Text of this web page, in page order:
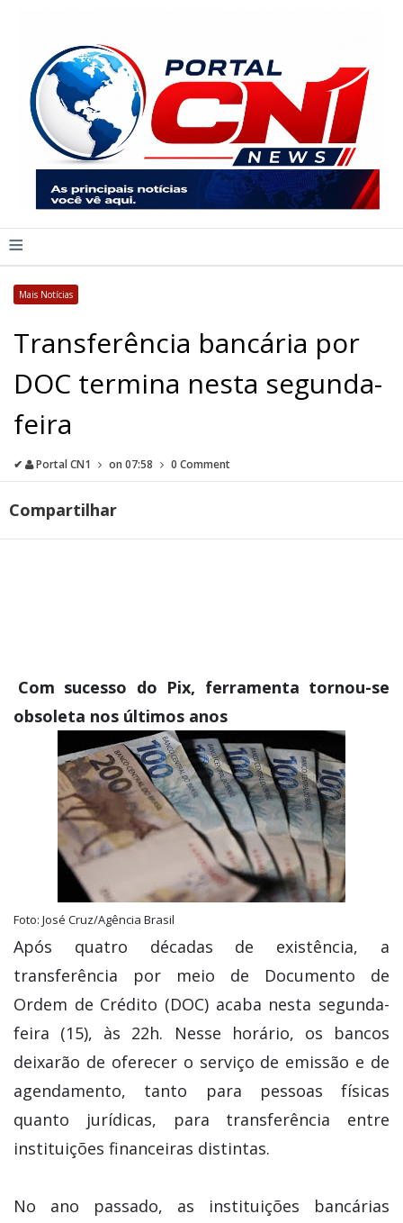
≡
Mais Notícias
Transferência bancária por
DOC termina nesta segunda-
feira
✔ Portal CN1 on 07:58 0 Comment
Compartilhar
Com sucesso do Pix, ferramenta tornou-se
obsoleta nos últimos anos
Foto: José Cruz/Agência Brasil
Após quatro décadas de existência, a
transferência por meio de Documento de
Ordem de Crédito (DOC) acaba nesta segunda-
feira (15), às 22h. Nesse horário, os bancos
deixarão de oferecer o serviço de emissão e de
agendamento, tanto para pessoas físicas
quanto jurídicas, para transferência entre
instituições financeiras distintas.
No ano passado, as instituições bancárias